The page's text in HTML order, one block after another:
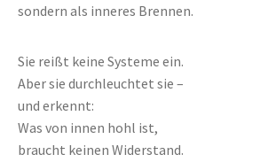
sondern als inneres Brennen.
Sie reißt keine Systeme ein.
Aber sie durchleuchtet sie –
und erkennt:
Was von innen hohl ist,
braucht keinen Widerstand.